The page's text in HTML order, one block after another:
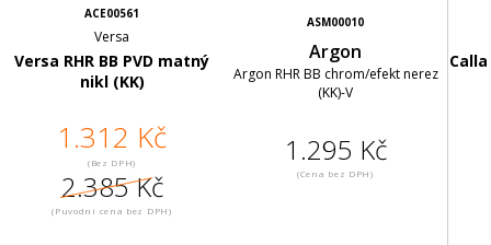
ACE00561
Versa
Versa RHR BB PVD matný
nikl (KK)
1.312 Kč
(Bez DPH)
2.385 Kč
(Puvodní cena bez DPH)
ASM00010
Argon
Argon RHR BB chrom/efekt nerez
(KK)-V
1.295 Kč
(Cena bez DPH)